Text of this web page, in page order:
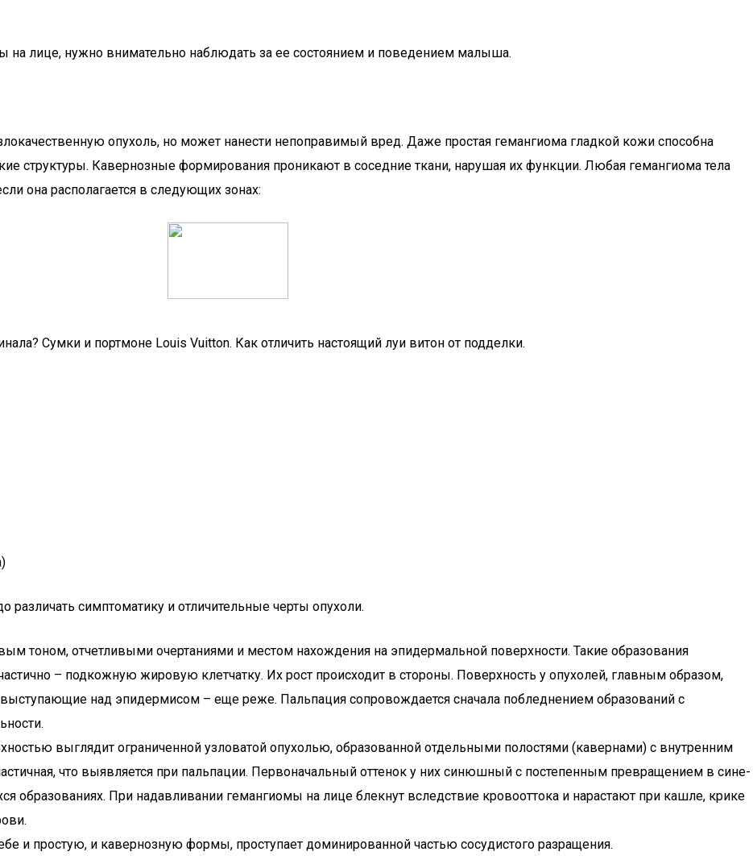
на лице, нужно внимательно наблюдать за ее состоянием и поведением малыша.
опухоль, но может нанести непоправимый вред. Даже простая гемангиома гладкой кожи способна
структуры. Кавернозные формирования проникают в соседние ткани, нарушая их функции. Любая гемангиома тела
она располагается в следующих зонах:
Сумки и портмоне Louis Vuitton. Как отличить настоящий луи витон от подделки.
симптоматику и отличительные черты опухоли.
тоном, отчетливыми очертаниями и местом нахождения на эпидермальной поверхности. Такие образования
– подкожную жировую клетчатку. Их рост происходит в стороны. Поверхность у опухолей, главным образом,
над эпидермисом – еще реже. Пальпация сопровождается сначала побледнением образований с
выглядит ограниченной узловатой опухолью, образованной отдельными полостями (кавернами) с внутренним
что выявляется при пальпации. Первоначальный оттенок у них синюшный с постепенным превращением в сине-
образованиях. При надавливании гемангиомы на лице блекнут вследствие кровооттока и нарастают при кашле, крике
и простую, и кавернозную формы, проступает доминированной частью сосудистого разращения.